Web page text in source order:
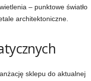
– punktowe światło
architektoniczne.
sklepu do aktualnej